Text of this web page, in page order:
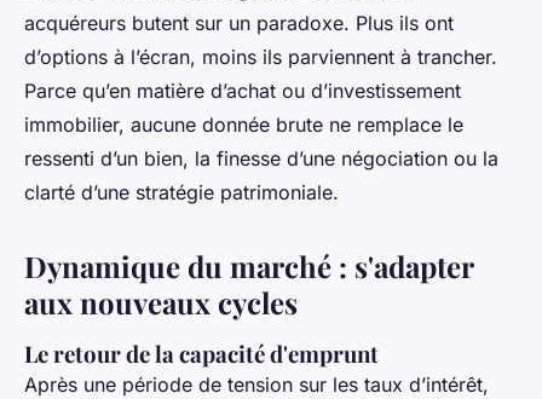
Dulce•27/04/2026 08:08•9 min de lecture
acquéreurs butent sur un paradoxe. Plus ils ont
d’options à l’écran, moins ils parviennent à trancher.
Parce qu’en matière d’achat ou d’investissement
immobilier, aucune donnée brute ne remplace le
ressenti d’un bien, la finesse d’une négociation ou la
clarté d’une stratégie patrimoniale.
Dynamique du marché : s'adapter
aux nouveaux cycles
Le retour de la capacité d'emprunt
Après une période de tension sur les taux d’intérêt,